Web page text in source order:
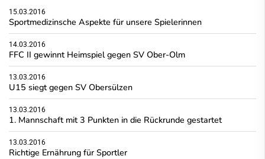
15.03.2016
Sportmedizinsche Aspekte für unsere Spielerinnen
14.03.2016
FFC II gewinnt Heimspiel gegen SV Ober-Olm
13.03.2016
U15 siegt gegen SV Obersülzen
13.03.2016
1. Mannschaft mit 3 Punkten in die Rückrunde gestartet
13.03.2016
Richtige Ernährung für Sportler